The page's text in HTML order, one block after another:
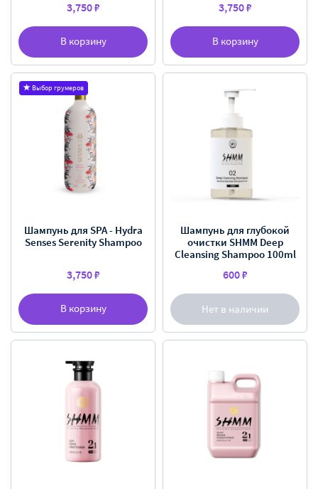
В корзину
3,750 ₽
В корзину
3,750 ₽
Выбор грумеров
В корзину
Шампунь для SPA - Hydra
Senses Serenity Shampoo
3,750 ₽
Нет в наличии
Шампунь для глубокой
очистки SHMM Deep
Cleansing Shampoo 100ml
600 ₽